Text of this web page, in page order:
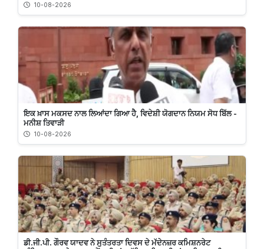
10-08-2026
ਇਕ ਖ਼ਾਸ ਮਕਸਦ ਨਾਲ ਲਿਆਂਦਾ ਗਿਆ ਹੈ, ਵਿਦੇਸ਼ੀ ਯੋਗਦਾਨ ਨਿਯਮ ਸੋਧ ਬਿੱਲ -
ਮਨੀਸ਼ ਤਿਵਾੜੀ
10-08-2026
ਡੀ.ਜੀ.ਪੀ. ਗੌਰਵ ਯਾਦਵ ਨੇ ਸੁਤੰਤਰਤਾ ਦਿਵਸ ਦੇ ਮੱਦੇਨਜ਼ਰ ਕਮਿਸ਼ਨਰੇਟ